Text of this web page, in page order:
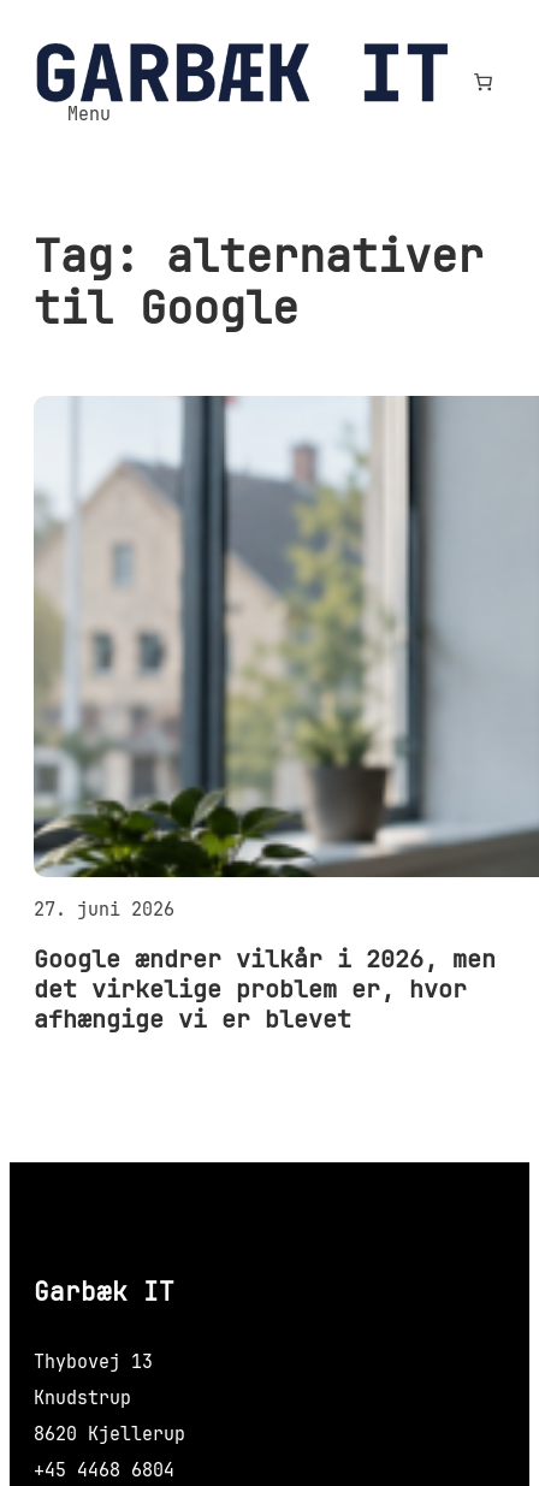
til
indhold
Menu
Tag: alternativer
til Google
27. juni 2026
Google ændrer vilkår i 2026, men
det virkelige problem er, hvor
afhængige vi er blevet
Garbæk IT
Thybovej 13
Knudstrup
8620 Kjellerup
+45 4468 6804